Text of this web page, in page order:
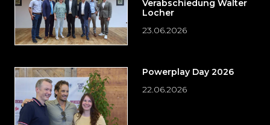
Verabschiedung Walter
Locher
23.06.2026
Powerplay Day 2026
22.06.2026